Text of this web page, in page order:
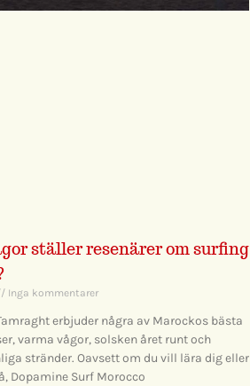
ställer resenärer om surfing
Inga kommentarer
erbjuder några av Marockos bästa
varma vågor, solsken året runt och
stränder. Oavsett om du vill lära dig eller
Dopamine Surf Morocco